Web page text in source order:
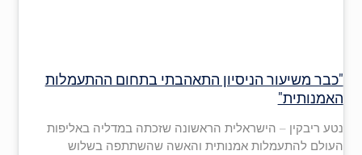
"כבר משיעור הניסיון התאהבתי בתחום ההתעמלות
האמנותית"
נטע ריבקין – הישראלית הראשונה שזכתה במדליה באליפות
העולם להתעמלות אמנותית והאשה שהשתתפה בשלוש